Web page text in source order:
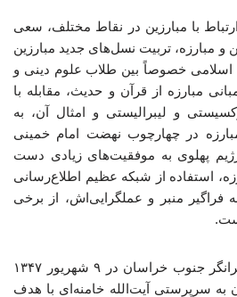
با مبارزین در نقاط مختلف، سعی
و مبارزه، تربیت نسل‌های جدید مبارزین
اسلامی خصوصاً بین طلاب علوم دینی و
مبارزه از قرآن و حدیث، مقابله با
و لیبرالیستی و امثال آن، به
در چهارچوب نهضت امام خمینی
پهلوی به موفقیت‌های زیادی دست
استفاده از شبکه عظیم اطلاع‌رسانی
منبر و عملگرایی‌اش، از برخی
در پی وقوع زمین‌لرزه‌ی ویرانگر جنوب خراسان در ۹ شهریور ۱۳۴۷
به سرپرستی آیت‌الله خامنه‌ای با هدف